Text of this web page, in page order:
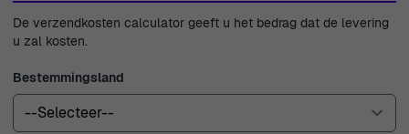
ervaring in de branche hebben we de kennis en expertise
horloge of juweel voor je collectie. Kies Ormoda voor een
winkelervaring die om jou, de klant, draait.
De verzendkosten calculator geeft u het bedrag dat de levering
u zal kosten.
Bestemmingsland